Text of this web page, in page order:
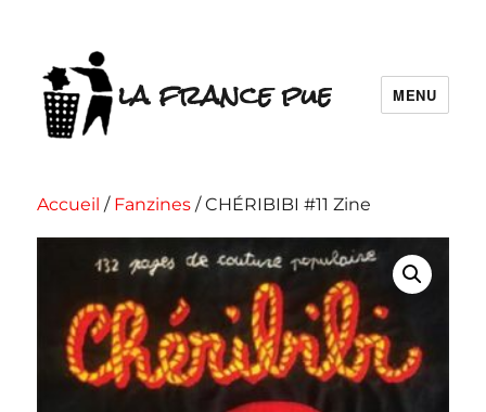
la france pue MENU
Accueil / Fanzines / CHÉRIBIBI #11 Zine